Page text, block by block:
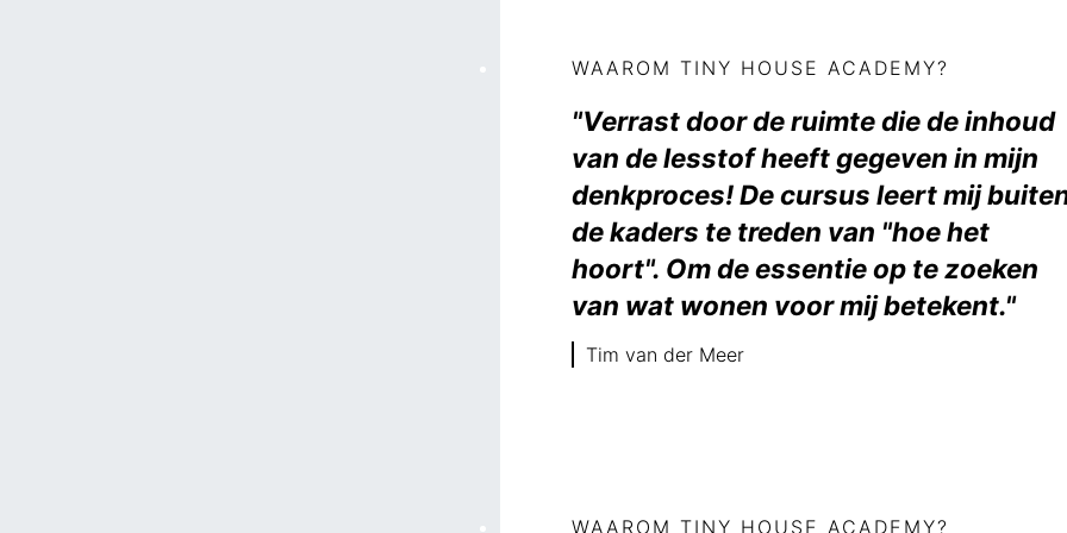
WAAROM TINY HOUSE ACADEMY?
"Verrast door de ruimte die de inhoud
van de lesstof heeft gegeven in mijn
denkproces! De cursus leert mij
de kaders te treden van "hoe het
hoort". Om de essentie op te zoeken
van wat wonen voor mij betekent."
Tim van der Meer
WAAROM TINY HOUSE ACADEMY?